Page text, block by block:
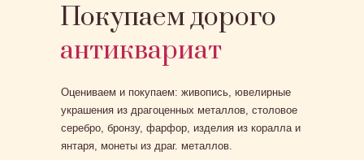
Покупаем дорого
антиквариат
Оцениваем и покупаем: живопись, ювелирные
украшения из драгоценных металлов, столовое
серебро, бронзу, фарфор, изделия из коралла и
янтаря, монеты из драг. металлов.